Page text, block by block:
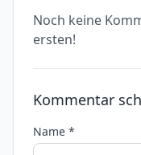
Noch keine
ersten!
Kommentar
Name *